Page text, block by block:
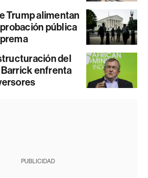
Trump alimentan
pública
del
enfrenta
PUBLICIDAD